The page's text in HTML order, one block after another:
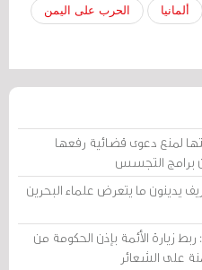
ألمانيا الحرب على اليمن
لمنع دعوى قضائية رفعها
برامج التجسس
يدينون ما يتعرض علماء البحرين
زيارة الأئمة بإذن الحكومة من
على الشعائر